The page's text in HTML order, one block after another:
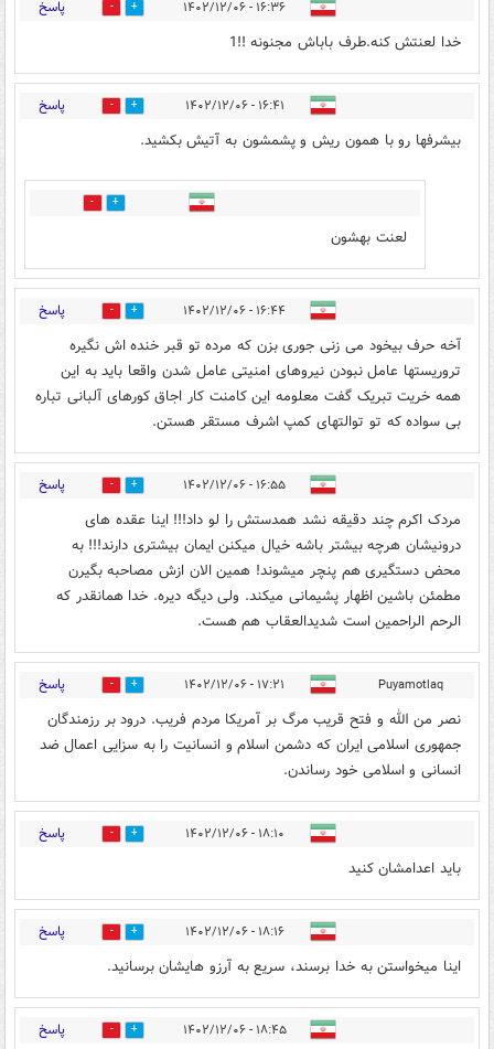
۱۶:۳۶ - ۱۴۰۲/۱۲/۰۶ 5 پاسخ
خدا لعنتش کنه.طرف باباش مجنونه !!1
۱۶:۴۱ - ۱۴۰۲/۱۲/۰۶ 5 پاسخ
بیشرفها رو با همون ریش و پشمشون به آتیش بکشید.
7
لعنت بهشون
۱۶:۴۴ - ۱۴۰۲/۱۲/۰۶ 7 پاسخ
آخه حرف بیخود می زنی جوری بزن که مرده تو قبر خنده اش نگیره
تروریستها عامل نبودن نیروهای امنیتی عامل شدن واقعا باید به این
همه خریت تبریک گفت معلومه این کامنت کار اجاق کورهای آلبانی تباره
بی سواده که تو توالتهای کمپ اشرف مستقر هستن.
۱۶:۵۵ - ۱۴۰۲/۱۲/۰۶ 4 پاسخ
مردک اکرم چند دقیقه نشد همدستش را لو داد!!! اینا عقده های
درونیشان هرچه بیشتر باشه خیال میکنن ایمان بیشتری دارند!!! به
محض دستگیری هم پنچر میشوند! همین الان ازش مصاحبه بگیرن
مطمئن باشین اظهار پشیمانی میکند. ولی دیگه دیره. خدا همانقدر که
الرحم الراحمین است شدیدالعقاب هم هست.
Puyamotlaq ۱۷:۲۱ - ۱۴۰۲/۱۲/۰۶ 2 پاسخ
نصر من الله و فتح قریب مرگ بر آمریکا مردم فریب. درود بر رزمندگان
جمهوری اسلامی ایران که دشمن اسلام و انسانیت را به سزایی اعمال ضد
انسانی و اسلامی خود رساندن.
۱۸:۱۰ - ۱۴۰۲/۱۲/۰۶ 1 پاسخ
باید اعدامشان کنید
۱۸:۱۶ - ۱۴۰۲/۱۲/۰۶ 1 پاسخ
اینا میخواستن به خدا برسند، سریع به آرزو هایشان برسانید.
۱۸:۴۵ - ۱۴۰۲/۱۲/۰۶ 0 پاسخ